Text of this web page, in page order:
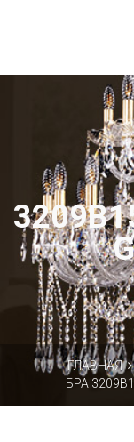
ГЛАВНАЯ
БРА